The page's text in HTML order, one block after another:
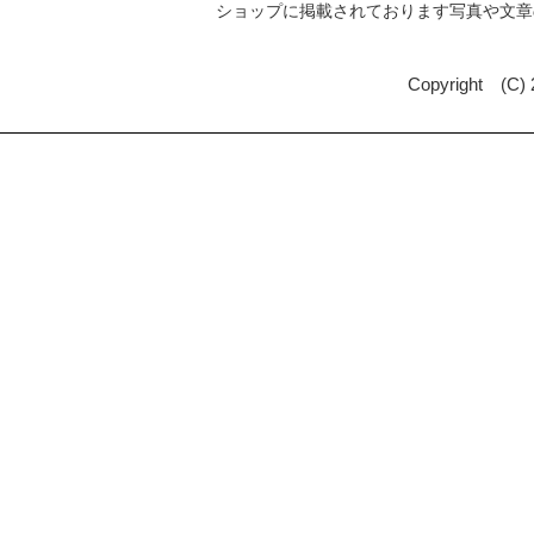
ショップに掲載されております写真や
Copyright (C)